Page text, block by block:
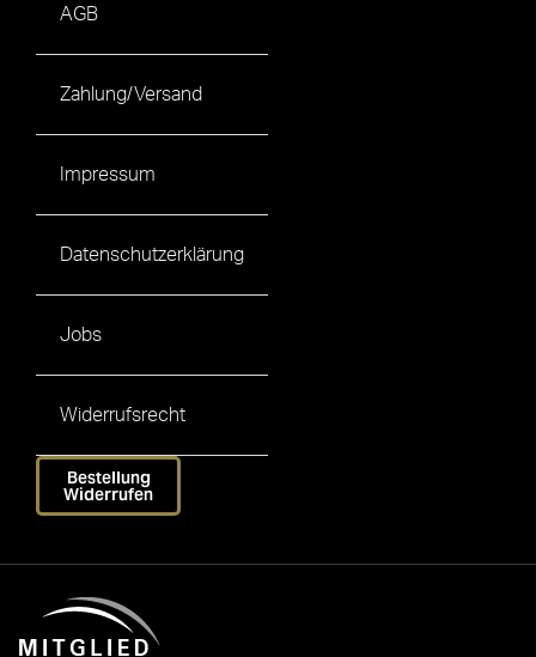
AGB
Zahlung/Versand
Impressum
Datenschutzerklärung
Jobs
Widerrufsrecht
Bestellung
Widerrufen